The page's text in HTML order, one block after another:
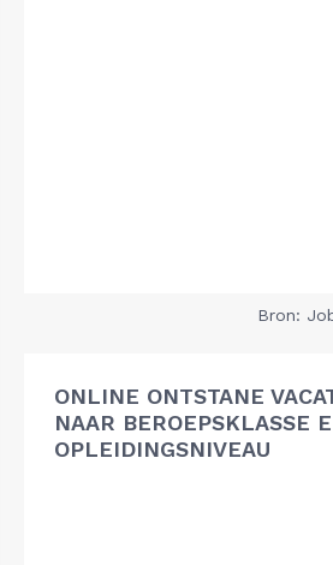
Bron:
ONLINE ONTSTANE
NAAR BEROEPSKLASSE
OPLEIDINGSNIVEAU